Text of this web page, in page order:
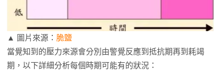
▲ 圖片來源： 脆鹽
當覺知到的壓力來源會分別由警覺反應到抵抗期再到耗竭
期，以下詳細分析每個時期可能有的狀況：